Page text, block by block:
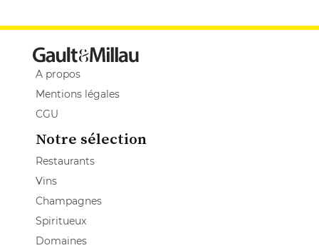
A propos
Mentions légales
CGU
Notre sélection
Restaurants
Vins
Champagnes
Spiritueux
Domaines